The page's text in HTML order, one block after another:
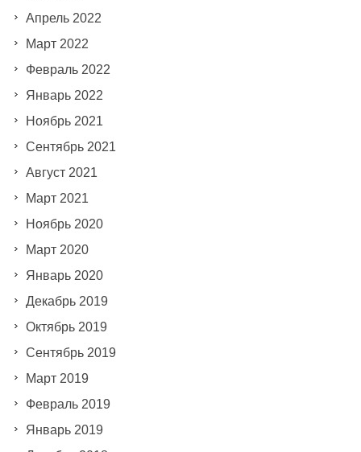
Апрель 2022
Март 2022
Февраль 2022
Январь 2022
Ноябрь 2021
Сентябрь 2021
Август 2021
Март 2021
Ноябрь 2020
Март 2020
Январь 2020
Декабрь 2019
Октябрь 2019
Сентябрь 2019
Март 2019
Февраль 2019
Январь 2019